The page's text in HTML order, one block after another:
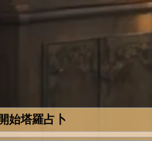
開始塔羅占卜